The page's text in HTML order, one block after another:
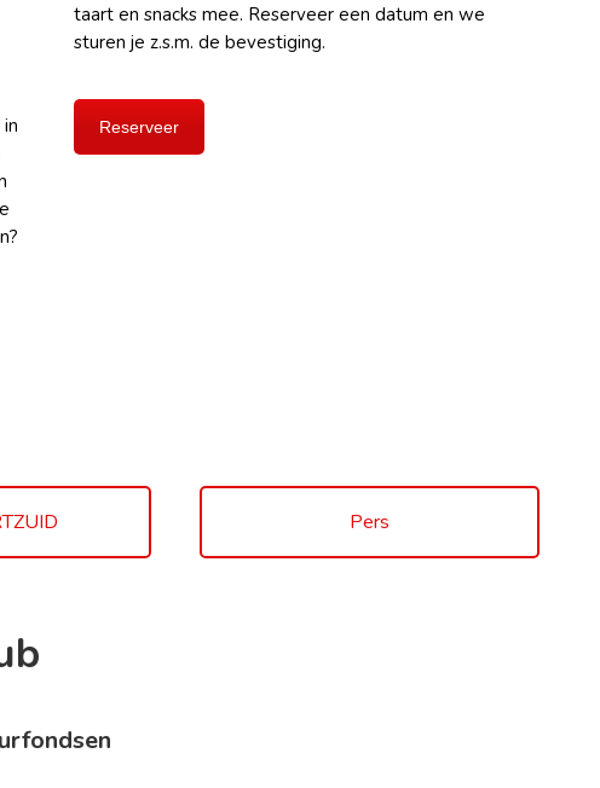
taart en snacks mee. Reserveer een datum en we
sturen je z.s.m. de bevestiging.
Reserveer
Pers